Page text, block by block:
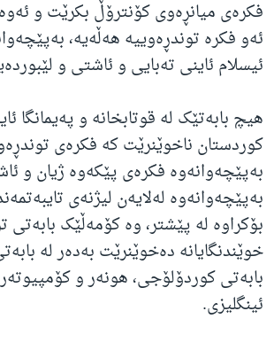
فکرەی میانڕەوی کۆنترۆڵ بکرێت و
ئەو فکرە توندڕەوییە هەڵەیە،
ئیسلام ئاینی تەبایی و ئاشتی و
هیچ بابەتێک لە قوتابخانە و پەیمانگا
کوردستان ناخوێنرێت کە فکرەی
بەپێچەوانەوە فکرەی پێکەوە ژیان و
بەپێچەوانەوە لەلایەن لیژنەی
بۆکراوە لە پێشتر، وە کۆمەڵێک
خوێندنگایانە دەخوێنرێت بەدەر لە
بابەتی کوردۆلۆجی، هونەر و
ئینگلیزی.